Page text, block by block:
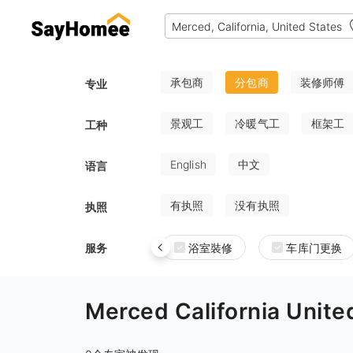
专业 承包商 分包商 装修师傅
工种 景观工 冷暖气工 框架工
语言 English 中文
执照 有执照 没有执照
服务 浴室裝修 车库门更换
Merced California